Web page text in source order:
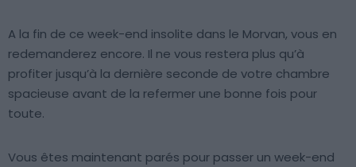
A la fin de ce week-end insolite dans le Morvan, vous en
redemanderez encore. Il ne vous restera plus qu’à
profiter jusqu’à la dernière seconde de votre chambre
spacieuse avant de la refermer une bonne fois pour
toute.
Vous êtes maintenant parés pour passer un week-end